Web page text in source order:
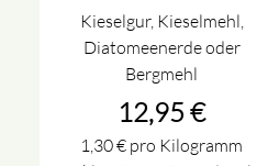
Kieselgur, Kieselmehl,
Diatomeenerde oder
Bergmehl
12,95€
1,30€ pro Kilogramm